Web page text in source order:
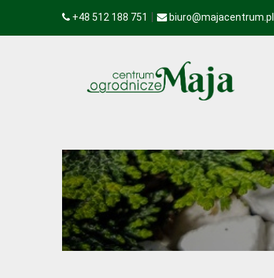
+48 512 188 751 | biuro@majacentrum.pl